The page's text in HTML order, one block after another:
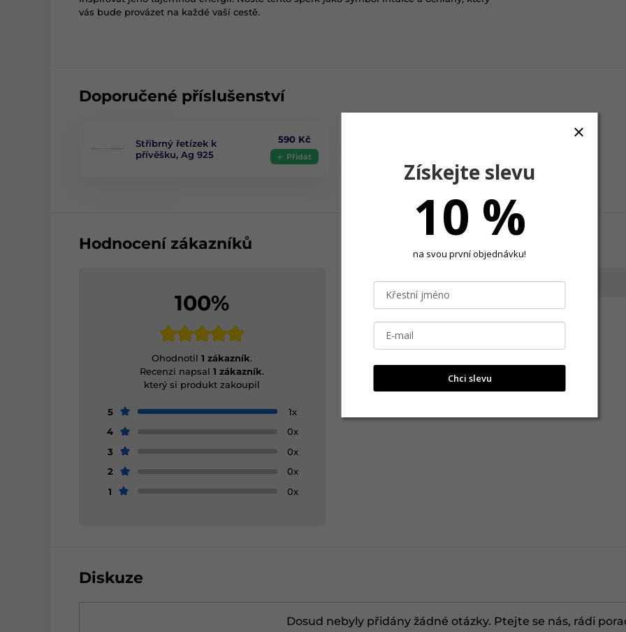
vás bude provázet na každé vaší cestě.
Doporučené příslušenství
Stříbrný řetízek k
přívěšku, Ag 925
590 Kč
Přidat
Hodnocení zákazníků
100%
Ohodnotil1 zákazník.
Recenzi napsal1 zákazník.
který si produkt zakoupil
5
1x
4
0x
3
0x
2
0x
1
0x
C Cordélie Fischerová
Přidáno: 02.03.2026
Diskuze
Dosud nebyly přidány žádné otázky. Ptejte se nás, rádi
Získejte slevu
10 %
na svou první objednávku!
Chci slevu